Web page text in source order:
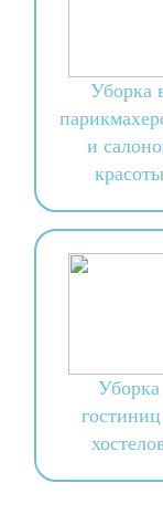
Уборка
и
красоты
Уборка